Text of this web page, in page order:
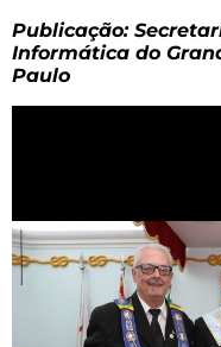
Publicação:
Informática do
Paulo